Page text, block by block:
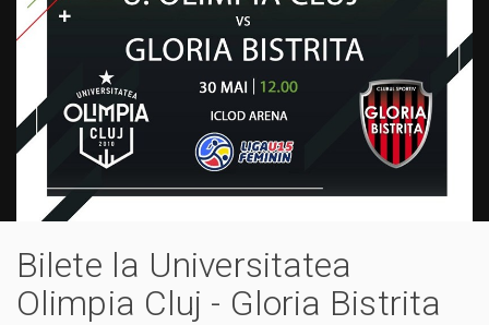
Bilete la Universitatea
Olimpia Cluj - Gloria Bistrita